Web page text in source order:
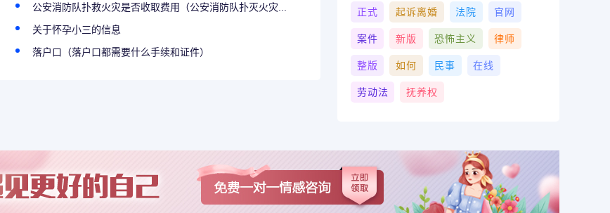
公安消防队扑救火灾是否收取费用（公安消防队扑灭火灾...
关于怀孕小三的信息
落户口（落户口都需要什么手续和证件）
正式 起诉离婚 法院 官网
案件 新版 恐怖主义 律师
整版 如何 民事 在线
劳动法 抚养权